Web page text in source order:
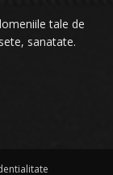
tale de
sanatate.